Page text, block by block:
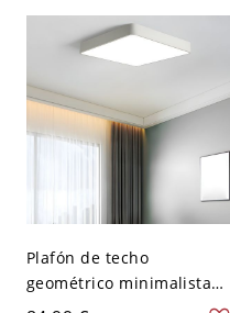
techo - 110 A 120 V Negro
Blanco Cuadro
Plafón de techo
geométrico minimalista
para sala de estar - 110 A